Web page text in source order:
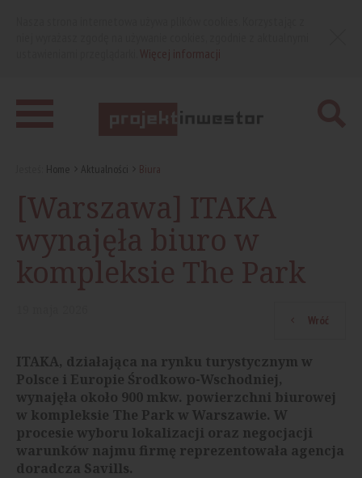
Home Aktualności Biura
[Warszawa] ITAKA
wynajęła biuro w
kompleksie The Park
Wróć
ITAKA, działająca na rynku turystycznym w
Polsce i Europie Środkowo-Wschodniej,
wynajęła około 900 mkw. powierzchni biurowej
w kompleksie The Park w Warszawie. W
procesie wyboru lokalizacji oraz negocjacji
warunków najmu firmę reprezentowała agencja
doradcza Savills.